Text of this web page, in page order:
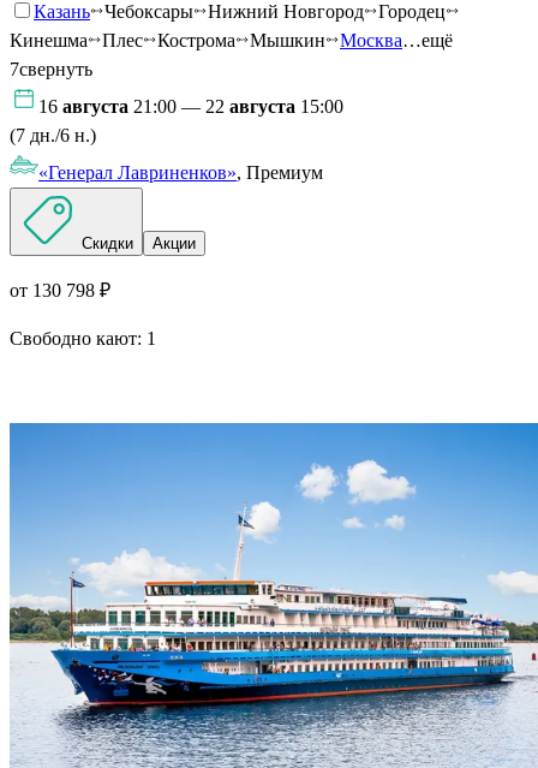
Казань Чебоксары Нижний Новгород
Городец
Кинешма
Плес Кострома Мышкин Москва…ещё
7свернуть
16 августа 21:00 — 22 августа 15:00
(7 дн./6 н.)
«Генерал Лавриненков», Премиум
Скидки Акции
от 130 798 ₽
Свободно кают: 1